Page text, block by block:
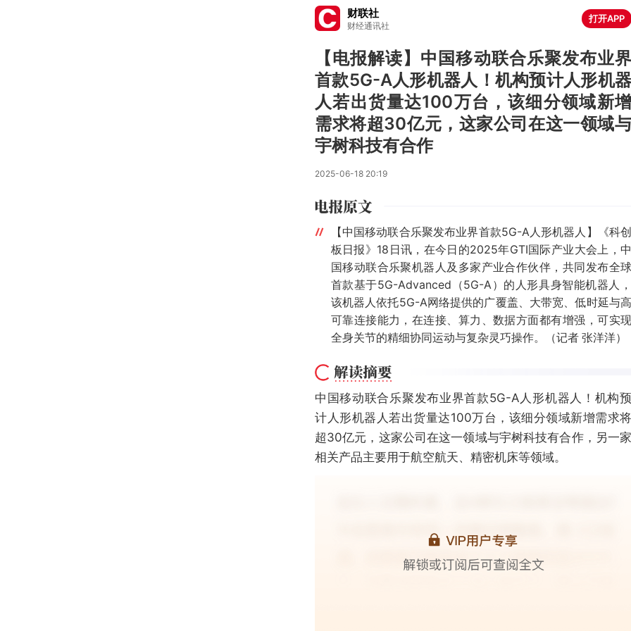
财联社
财经通讯社
打开APP
【电报解读】中国移动联合乐聚发布业界
首款5G-A人形机器人！机构预计人形机器
人若出货量达100万台，该细分领域新增
需求将超30亿元，这家公司在这一领域与
宇树科技有合作
2025-06-18 20:19
【中国移动联合乐聚发布业界首款5G-A人形机器人】《科创
板日报》18日讯，在今日的2025年GTI国际产业大会上，中
国移动联合乐聚机器人及多家产业合作伙伴，共同发布全球
首款基于5G-Advanced（5G-A）的人形具身智能机器人，
该机器人依托5G-A网络提供的广覆盖、大带宽、低时延与高
可靠连接能力，在连接、算力、数据方面都有增强，可实现
全身关节的精细协同运动与复杂灵巧操作。（记者 张洋洋）
中国移动联合乐聚发布业界首款5G-A人形机器人！机构预
计人形机器人若出货量达100万台，该细分领域新增需求将
超30亿元，这家公司在这一领域与宇树科技有合作，另一家
相关产品主要用于航空航天、精密机床等领域。